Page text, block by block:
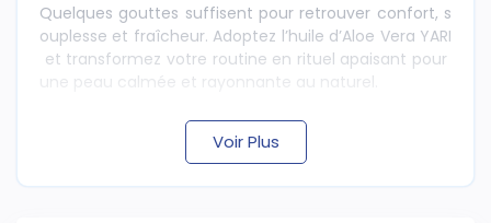
Quelques gouttes suffisent pour retrouver confort, s
ouplesse et fraîcheur. Adoptez l’huile d’Aloe Vera YARI
et transformez votre routine en rituel apaisant pour
une peau calmée et rayonnante au naturel.
Voir Plus